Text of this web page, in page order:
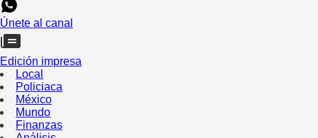
Únete al canal
Edición impresa
Local
Policiaca
México
Mundo
Finanzas